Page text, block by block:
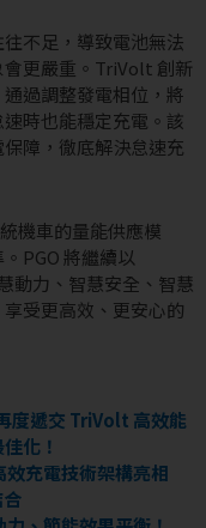
不足，導致電池無法
更嚴重。TriVolt 創新
過調整發電相位，將
時也能穩定充電。該
障，徹底解決怠速充
機車的量能供應模
PGO 將繼續以
動力、智慧安全、智慧
受更高效、更安心的
度遞交 TriVolt 高效能
化！
充電技術架構亮相